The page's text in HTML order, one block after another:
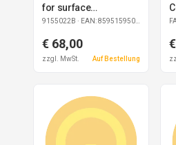
for surface
installation, 2 modules
9155022B · EAN: 8595159509495
€ 68,00
zzgl. MwSt. Auf Bestellung